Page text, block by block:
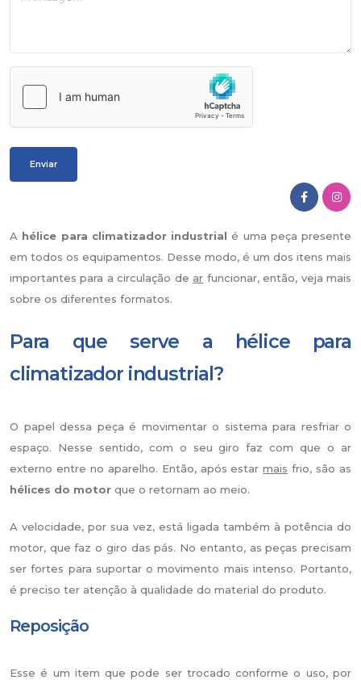
A hélice para climatizador industrialé uma peça presente
em todos os equipamentos. Desse modo, é um dos itens mais
importantes para a circulação de ar funcionar, então, veja mais
sobre os diferentes formatos.
Para que serve a hélice para
climatizador industrial?
O papel dessa peça é movimentar o sistema para resfriar o
espaço. Nesse sentido, com o seu giro faz com que o ar
externo entre no aparelho. Então, após estarmais frio, são as
hélices do motor que o retornam ao meio.
A velocidade, por sua vez, está ligada também à potência do
motor, que faz o giro das pás. No entanto, as peças precisam
ser fortes para suportar o movimento mais intenso. Portanto,
é preciso ter atenção à qualidade do material do produto.
Reposição
Esse é um item que pode ser trocado conforme o uso, por